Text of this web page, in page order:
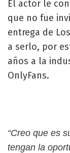
El actor le
que no fue
entrega de
a serlo, por
años a la
OnlyFans.
“Creo que es
tengan la